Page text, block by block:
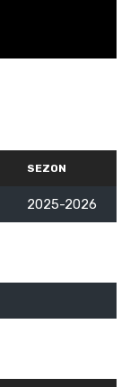
SEZON
2025-2026